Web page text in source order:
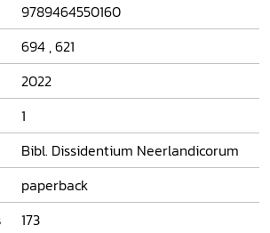
verkent in zijn onderzoek de
zoals die bewaard zijn gebleven in
van het religieuze non-conformisme
In dat licht bezien
& Coornherteen aantal wegwijzers
zelfbegrip.
9789464550160
694 ,621
2022
1
Bibl. Dissidentium Neerlandicorum
paperback
173